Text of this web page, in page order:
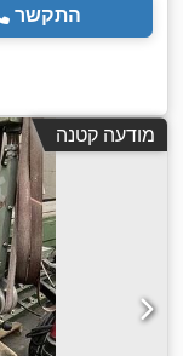
התקשר
מודעה קטנה